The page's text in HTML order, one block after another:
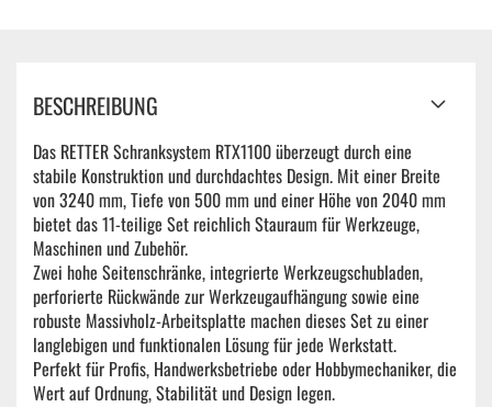
BESCHREIBUNG
Das RETTER Schranksystem RTX1100 überzeugt durch eine
stabile Konstruktion und durchdachtes Design. Mit einer Breite
von 3240 mm, Tiefe von 500 mm und einer Höhe von 2040 mm
bietet das 11-teilige Set reichlich Stauraum für Werkzeuge,
Maschinen und Zubehör.
Zwei hohe Seitenschränke, integrierte Werkzeugschubladen,
perforierte Rückwände zur Werkzeugaufhängung sowie eine
robuste Massivholz-Arbeitsplatte machen dieses Set zu einer
langlebigen und funktionalen Lösung für jede Werkstatt.
Perfekt für Profis, Handwerksbetriebe oder Hobbymechaniker, die
Wert auf Ordnung, Stabilität und Design legen.